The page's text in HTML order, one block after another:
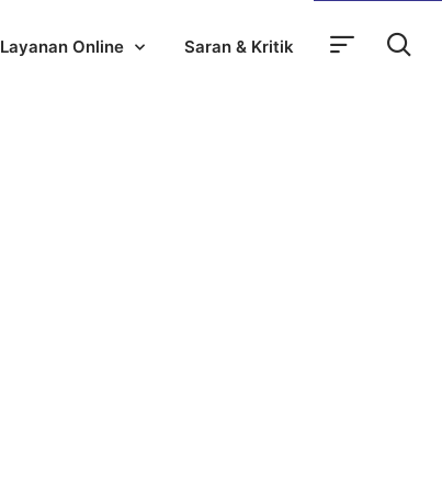
Layanan Online Saran & Kritik